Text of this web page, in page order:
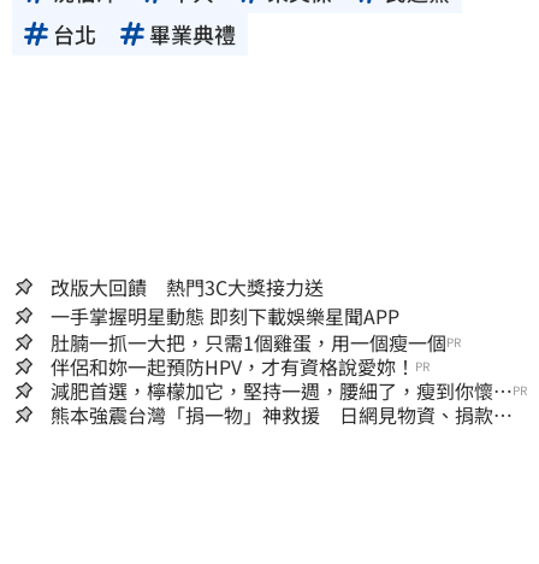
台北
畢業典禮
改版大回饋 熱門3C大獎接力送
一手掌握明星動態 即刻下載娛樂星聞APP
肚腩一抓一大把，只需1個雞蛋，用一個瘦一個PR
伴侶和妳一起預防HPV，才有資格說愛妳！ PR
減肥首選，檸檬加它，堅持一週，腰細了，瘦到你懷疑
人生
PR
熊本強震台灣「捐一物」神救援 日網見物資、捐款